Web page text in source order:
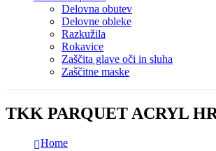
Delovna obutev
Delovne obleke
Razkužila
Rokavice
Zaščita glave oči in sluha
Zaščitne maske
TKK PARQUET ACRYL
Home